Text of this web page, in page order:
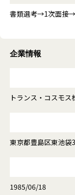
書類選考→1次面接
企業情報
トランス・コスモス
東京都豊島区東池
1985/06/18